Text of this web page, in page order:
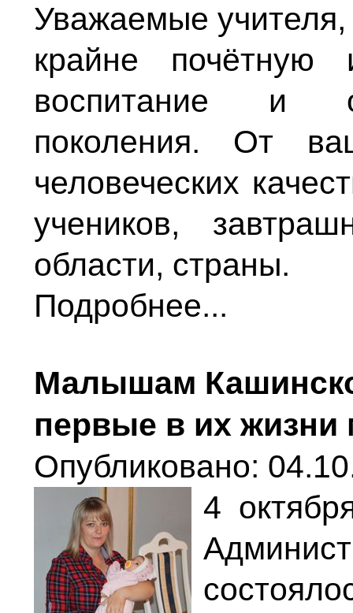
Уважаемые
крайне
воспитание и
поколения. От
человеческих
учеников,
области, страны.
Подробнее...
Малышам
первые в их жизни
Опубликовано:
4